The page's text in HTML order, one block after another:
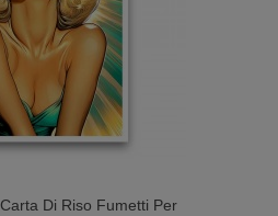
Di Riso Fumetti Per